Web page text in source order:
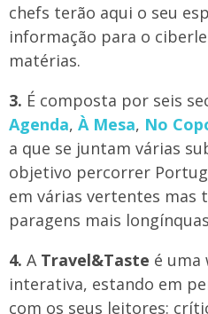
chefs terão aqui o seu
informação para o
matérias.
3. É composta por seis
Agenda, À Mesa, No
a que se juntam várias
objetivo percorrer
em várias vertentes mas
paragens mais
4. A Travel&Taste é uma
interativa, estando em
com os seus leitores: